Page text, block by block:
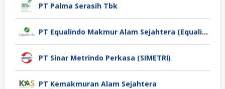
PT Palma Serasih Tbk
PT Equalindo Makmur Alam Sejahtera (Equalindo Group)
PT Sinar Metrindo Perkasa (SIMETRI)
PT Kemakmuran Alam Sejahtera